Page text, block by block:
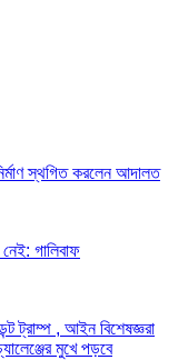
স্থগিত করলেন আদালত
গালিবাফ
ট্রাম্প , আইন বিশেষজ্ঞরা
মুখে পড়বে